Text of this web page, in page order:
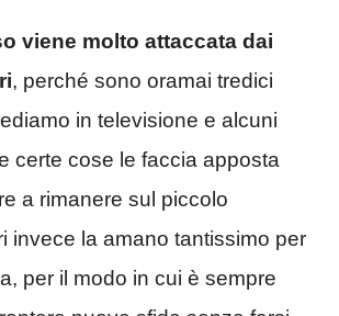
viene molto attaccata dai
, perché sono oramai tredici
in televisione e alcuni
certe cose le faccia apposta
a rimanere sul piccolo
invece la amano tantissimo per
per il modo in cui è sempre